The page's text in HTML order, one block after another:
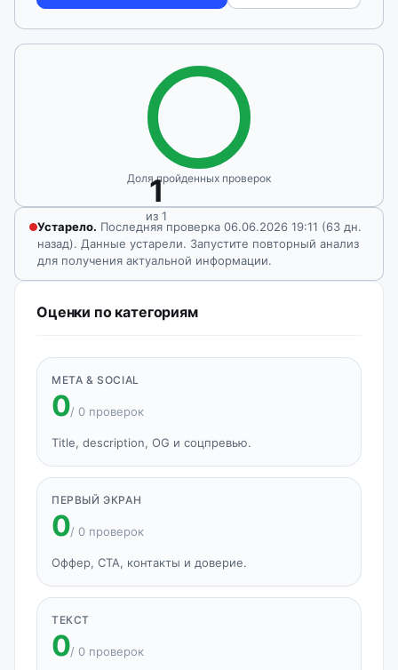
1
из 1
Доля пройденных проверок
Устарело. Последняя проверка 06.06.2026 19:11 (63 дн.
назад). Данные устарели. Запустите повторный анализ
для получения актуальной информации.
Оценки по категориям
META & SOCIAL
0/ 0 проверок
Title, description, OG и соцпревью.
ПЕРВЫЙ ЭКРАН
0/ 0 проверок
Оффер, CTA, контакты и доверие.
ТЕКСТ
0/ 0 проверок